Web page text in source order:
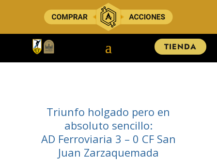
TIENDA
Triunfo holgado pero en
absoluto sencillo:
AD Ferroviaria 3 – 0 CF San
Juan Zarzaquemada